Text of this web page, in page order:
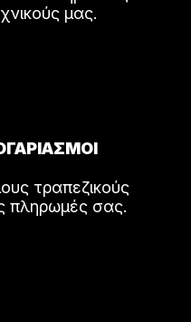
μας.
τραπεζικούς
πληρωμές σας.